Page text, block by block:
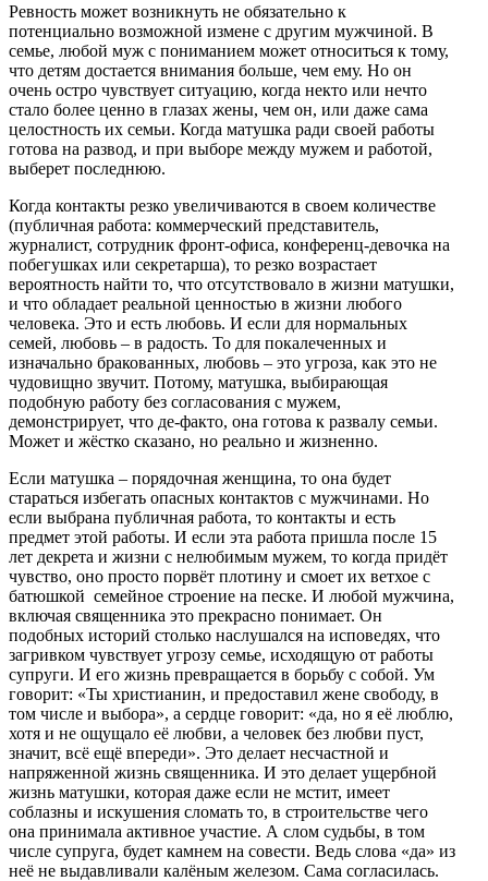
Ревность может возникнуть не обязательно к
потенциально возможной измене с другим мужчиной. В
семье, любой муж с пониманием может относиться к тому,
что детям достается внимания больше, чем ему. Но он
очень остро чувствует ситуацию, когда некто или нечто
стало более ценно в глазах жены, чем он, или даже сама
целостность их семьи. Когда матушка ради своей работы
готова на развод, и при выборе между мужем и работой,
выберет последнюю.
Когда контакты резко увеличиваются в своем количестве
(публичная работа: коммерческий представитель,
журналист, сотрудник фронт-офиса, конференц-девочка на
побегушках или секретарша), то резко возрастает
вероятность найти то, что отсутствовало в жизни матушки,
и что обладает реальной ценностью в жизни любого
человека. Это и есть любовь. И если для нормальных
семей, любовь – в радость. То для покалеченных и
изначально бракованных, любовь – это угроза, как это не
чудовищно звучит. Потому, матушка, выбирающая
подобную работу без согласования с мужем,
демонстрирует, что де-факто, она готова к развалу семьи.
Может и жёстко сказано, но реально и жизненно.
Если матушка – порядочная женщина, то она будет
стараться избегать опасных контактов с мужчинами. Но
если выбрана публичная работа, то контакты и есть
предмет этой работы. И если эта работа пришла после 15
лет декрета и жизни с нелюбимым мужем, то когда придёт
чувство, оно просто порвёт плотину и смоет их ветхое с
батюшкой семейное строение на песке. И любой мужчина,
включая священника это прекрасно понимает. Он
подобных историй столько наслушался на исповедях, что
загривком чувствует угрозу семье, исходящую от работы
супруги. И его жизнь превращается в борьбу с собой. Ум
говорит: «Ты христианин, и предоставил жене свободу, в
том числе и выбора», а сердце говорит: «да, но я её люблю,
хотя и не ощущало её любви, а человек без любви пуст,
значит, всё ещё впереди». Это делает несчастной и
напряженной жизнь священника. И это делает ущербной
жизнь матушки, которая даже если не мстит, имеет
соблазны и искушения сломать то, в строительстве чего
она принимала активное участие. А слом судьбы, в том
числе супруга, будет камнем на совести. Ведь слова «да» из
неё не выдавливали калёным железом. Сама согласилась.